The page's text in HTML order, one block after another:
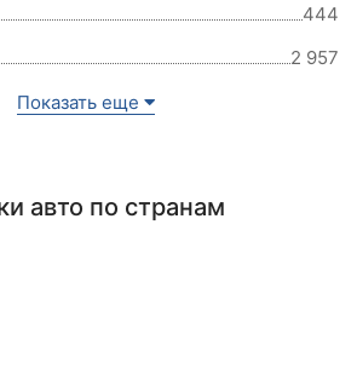
444
2 957
Показать еще
авто по странам